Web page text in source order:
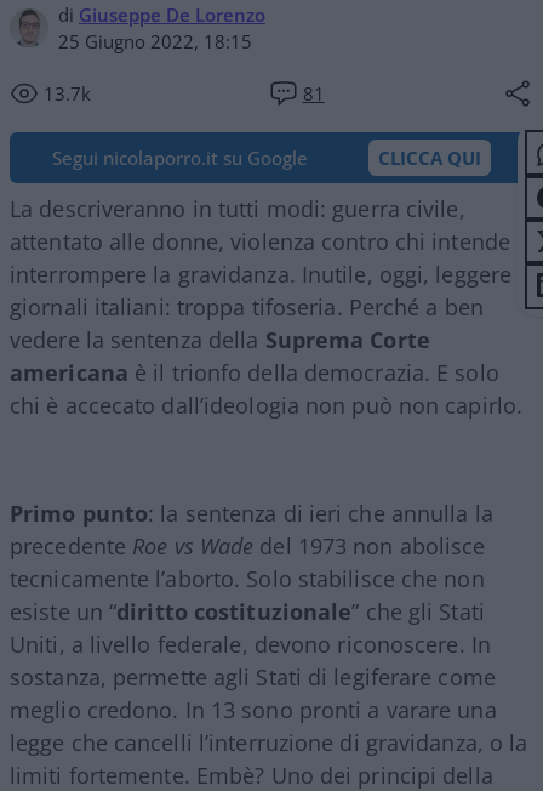
di Giuseppe De Lorenzo
25 Giugno 2022, 18:15
13.7k 81
Segui nicolaporro.it su Google CLICCA QUI
La descriveranno in tutti modi: guerra civile,
attentato alle donne, violenza contro chi intende
interrompere la gravidanza. Inutile, oggi, leggere i
giornali italiani: troppa tifoseria. Perché a ben
vedere la sentenza della Suprema Corte
americana è il trionfo della democrazia. E solo
chi è accecato dall’ideologia non può non capirlo.
Primo punto: la sentenza di ieri che annulla la
precedente Roe vs Wade del 1973 non abolisce
tecnicamente l’aborto. Solo stabilisce che non
esiste un “diritto costituzionale” che gli Stati
Uniti, a livello federale, devono riconoscere. In
sostanza, permette agli Stati di legiferare come
meglio credono. In 13 sono pronti a varare una
legge che cancelli l’interruzione di gravidanza, o la
limiti fortemente. Embè? Uno dei principi della